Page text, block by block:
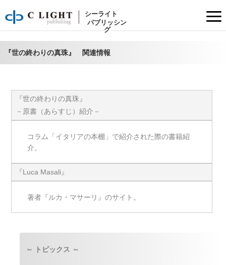
シーライト
パブリッシン
グ
『世の終わりの真珠』 関連情報
『世の終わりの真珠』
－原書（あらすじ）紹介－
コラム「イタリアの本棚」で紹介された際の書籍紹
介。
『Luca Masali』
著者『ルカ・マサーリ』のサイト。
～ トピックス ～